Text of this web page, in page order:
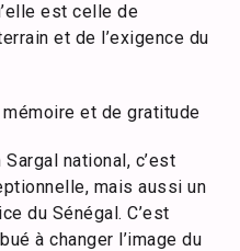
est celle de
et de l’exigence du
et de gratitude
national, c’est
mais aussi un
du Sénégal. C’est
à changer l’image du